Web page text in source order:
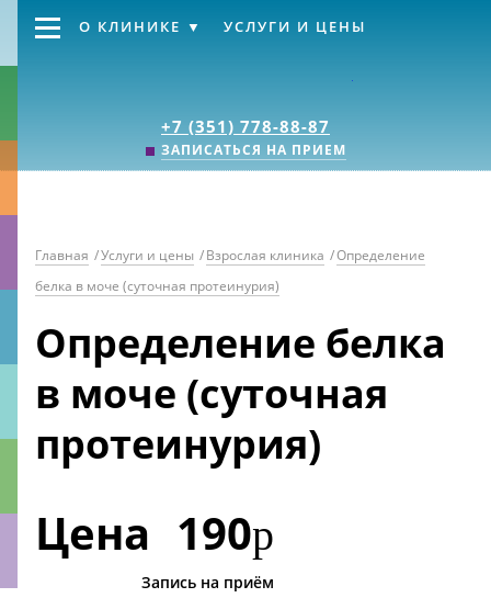
+7 (351) 778-88-87
ЗАПИСАТЬСЯ НА ПРИЕМ
О КЛИНИКЕ УСЛУГИ И ЦЕНЫ
Главная /Услуги и цены /Взрослая клиника /Определение
белка в моче (суточная протеинурия)
Определение белка
в моче (суточная
протеинурия)
Цена 190р
Запись на приём